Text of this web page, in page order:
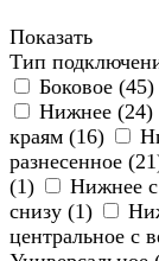
Показать
Тип
Боковое (45)
Нижнее (24)
краям (16)
разнесенное (21
(1) Нижнее
снизу (1)
центральное с